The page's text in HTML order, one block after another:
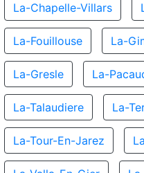
La-Chapelle-Villars
La-Fouillouse La-
La-Gresle La-
La-Talaudiere La-
La-Tour-En-Jarez